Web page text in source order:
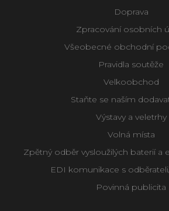
Doprava
Zpracování osobních
Všeobecné obchodní
Pravidla soutěže
Velkoobchod
Staňte se naším
Výstavy a veletrhy
Volná místa
Zpětný odběr vysloužilých baterií a
EDI komunikace s
Povinná publicita